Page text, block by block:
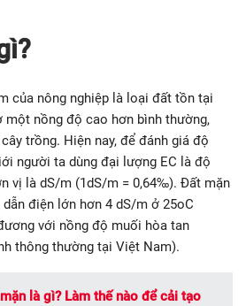
của nông nghiệp là loại đất tồn tại
nồng độ cao hơn bình thường,
trồng. Hiện nay, để đánh giá độ
người ta dùng đại lượng EC là độ
vị là dS/m (1dS/m = 0,64‰). Đất mặn
điện lớn hơn 4 dS/m ở 25oC
với nồng độ muối hòa tan
thông thường tại Việt Nam).
là gì? Làm thế nào để cải tạo